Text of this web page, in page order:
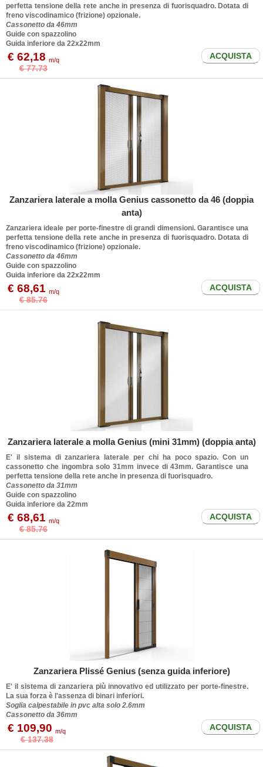
perfetta tensione della rete anche in presenza di fuorisquadro. Dotata di
freno viscodinamico (frizione) opzionale.
Cassonetto da 46mm
Guide con spazzolino
Guida inferiore da 22x22mm
€ 62,18 m/q
€ 77.73
ACQUISTA
Zanzariera laterale a molla Genius cassonetto da 46 (doppia
anta)
Zanzariera ideale per porte-finestre di grandi dimensioni. Garantisce una
perfetta tensione della rete anche in presenza di fuorisquadro. Dotata di
freno viscodinamico (frizione) opzionale.
Cassonetto da 46mm
Guide con spazzolino
Guida inferiore da 22x22mm
€ 68,61 m/q
€ 85.76
ACQUISTA
Zanzariera laterale a molla Genius (mini 31mm) (doppia anta)
E' il sistema di zanzariera laterale per chi ha poco spazio. Con un
cassonetto che ingombra solo 31mm invece di 43mm. Garantisce una
perfetta tensione della rete anche in presenza di fuorisquadro.
Cassonetto da 31mm
Guide con spazzolino
Guida inferiore da 22mm
€ 68,61 m/q
€ 85.76
ACQUISTA
Zanzariera Plissé Genius (senza guida inferiore)
E' il sistema di zanzariera più innovativo ed utilizzato per porte-finestre.
La sua forza è l'assenza di binari inferiori.
Soglia calpestabile in pvc alta solo 2.6mm
Cassonetto da 36mm
€ 109,90 m/q
€ 137.38
ACQUISTA